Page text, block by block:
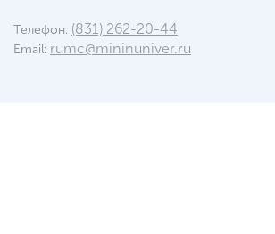
Телефон: (831) 262-20-44
Email: rumc@mininuniver.ru